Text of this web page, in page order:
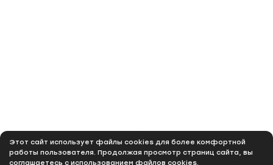
Этот сайт использует файлы cookies для более комфортной
работы пользователя. Продолжая просмотр страниц сайта, вы
соглашаетесь с использованием файлов cookies.